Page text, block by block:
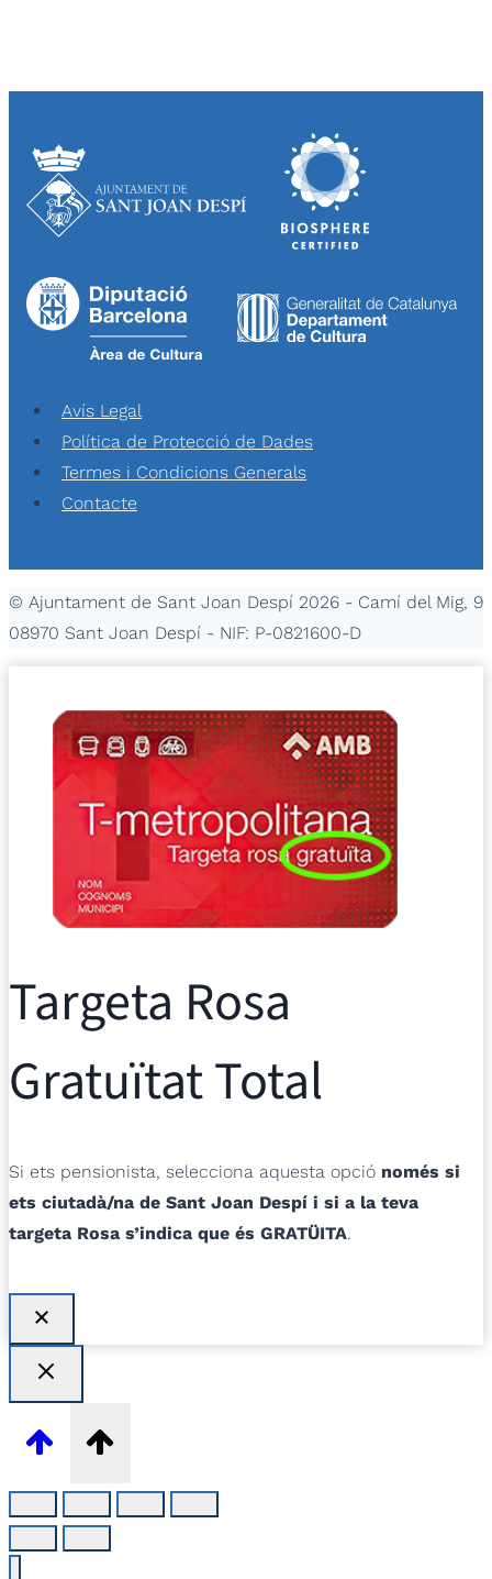
Avís Legal
Política de Protecció de Dades
Termes i Condicions Generals
Contacte
© Ajuntament de Sant Joan Despí 2026 - Camí del Mig, 9
08970 Sant Joan Despí - NIF: P-0821600-D
Targeta Rosa
Gratuïtat Total
Si ets pensionista, selecciona aquesta opció només si
ets ciutadà/na de Sant Joan Despí i si a la teva
targeta Rosa s’indica que és GRATÜITA.